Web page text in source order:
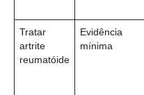
Tratar
artrite
reumatóide
Evidência
mínima